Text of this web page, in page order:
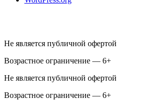
Не является публичной офертой
Возрастное ограничение — 6+
Не является публичной офертой
Возрастное ограничение — 6+